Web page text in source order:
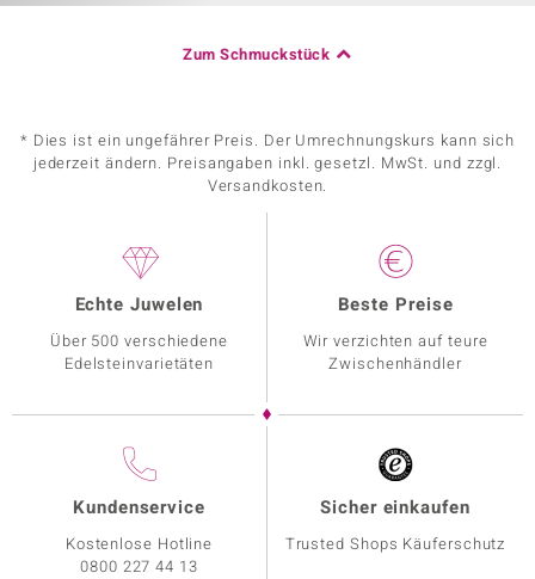
Zum Schmuckstück
* Dies ist ein ungefährer Preis. Der Umrechnungskurs kann sich
jederzeit ändern. Preisangaben inkl. gesetzl. MwSt. und zzgl.
Versandkosten.
Echte Juwelen
Über 500 verschiedene
Edelsteinvarietäten
Beste Preise
Wir verzichten auf teure
Zwischenhändler
Kundenservice
Kostenlose Hotline
0800 227 44 13
Sicher einkaufen
Trusted Shops Käuferschutz